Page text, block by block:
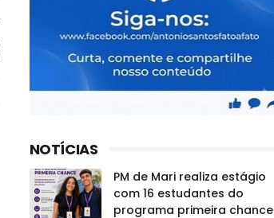
NOTÍCIAS
PM de Mari realiza estágio
com 16 estudantes do
programa primeira chance